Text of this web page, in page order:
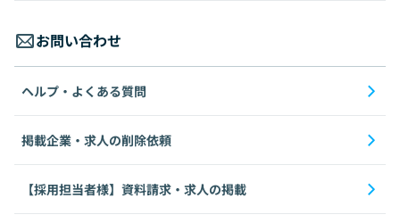
お問い合わせ
ヘルプ・よくある質問
掲載企業・求人の削除依頼
【採用担当者様】資料請求・求人の掲載